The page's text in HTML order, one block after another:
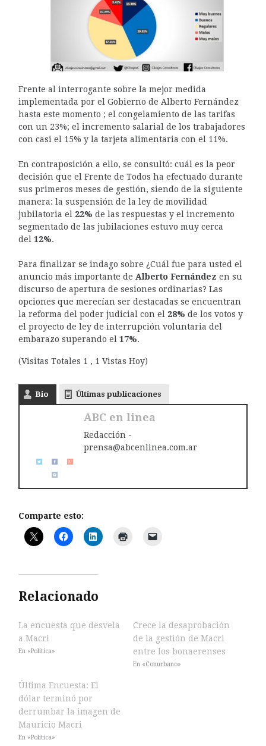
Frente al interrogante sobre la mejor medida
implementada por el Gobierno de Alberto Fernández
hasta este momento ; el congelamiento de las tarifas
con un 23%; el incremento salarial de los trabajadores
con casi el 15% y la tarjeta alimentaria con el 11%.
En contraposición a ello, se consultó: cuál es la peor
decisión que el Frente de Todos ha efectuado durante
sus primeros meses de gestión, siendo de la siguiente
manera: la suspensión de la ley de movilidad
jubilatoria el 22% de las respuestas y el incremento
segmentado de las jubilaciones estuvo muy cerca
del 12%.
Para finalizar se indago sobre ¿Cuál fue para usted el
anuncio más importante de Alberto Fernández en su
discurso de apertura de sesiones ordinarias? Las
opciones que merecían ser destacadas se encuentran
la reforma del poder judicial con el 28% de los votos y
el proyecto de ley de interrupción voluntaria del
embarazo superando el 17%.
(Visitas Totales 1 , 1 Vistas Hoy)
Bio Últimas publicaciones
ABC en linea
Redacción -
prensa@abcenlinea.com.ar
Comparte esto:
Relacionado
La encuesta que desvela
a Macri
En «Política»
Crece la desaprobación
de la gestión de Macri
entre los bonaerenses
En «Conurbano»
Última Encuesta: El
dólar terminó por
derrumbar la imagen de
Mauricio Macri
En «Política»